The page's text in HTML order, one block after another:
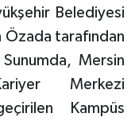
Belediyesi
tarafından
Mersin
Merkezi
Kampüs